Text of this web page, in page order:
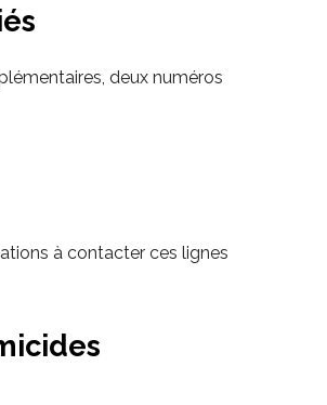
deux numéros
à contacter ces lignes